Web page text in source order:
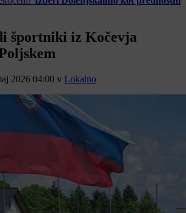
športniki iz Kočevja
2026 04:00 v Lokalno